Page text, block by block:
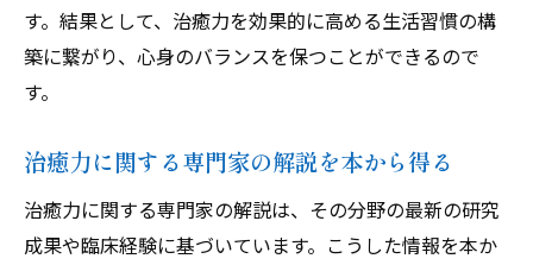
す。結果として、治癒力を効果的に高める生活習慣の構
築に繋がり、心身のバランスを保つことができるので
す。
治癒力に関する専門家の解説を本から得る
治癒力に関する専門家の解説は、その分野の最新の研究
成果や臨床経験に基づいています。こうした情報を本か